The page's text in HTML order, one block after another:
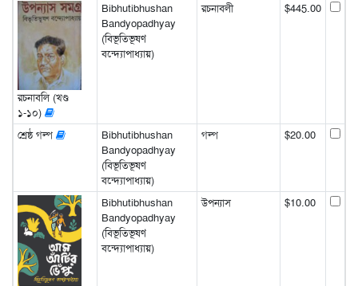
রচনাবলি (খণ্ড
১-১০)
Bibhutibhushan
Bandyopadhyay
(বিভূতিভূষণ
বন্দ্যোপাধ্যায়)
রচনাবলী $445.00
শ্রেষ্ঠ গল্প
Bibhutibhushan
Bandyopadhyay
(বিভূতিভূষণ
বন্দ্যোপাধ্যায়)
গল্প $20.00
Bibhutibhushan
Bandyopadhyay
(বিভূতিভূষণ
বন্দ্যোপাধ্যায়)
উপন্যাস $10.00